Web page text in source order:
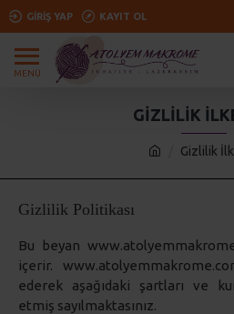
GIRIŞ YAP KAYIT OL
Gizlilik
GIZLILIK
Gizlilik Politikası
Bu beyan
içerir.
ederek aşağıdaki şartları ve
etmiş sayılmaktasınız.